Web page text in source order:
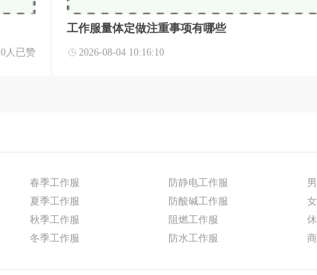
0人已赞
工作服量体定做注重事项有哪些
2026-08-04 10:16:10
春季工作服
夏季工作服
秋季工作服
冬季工作服
防静电工作服
防酸碱工作服
阻燃工作服
防水工作服